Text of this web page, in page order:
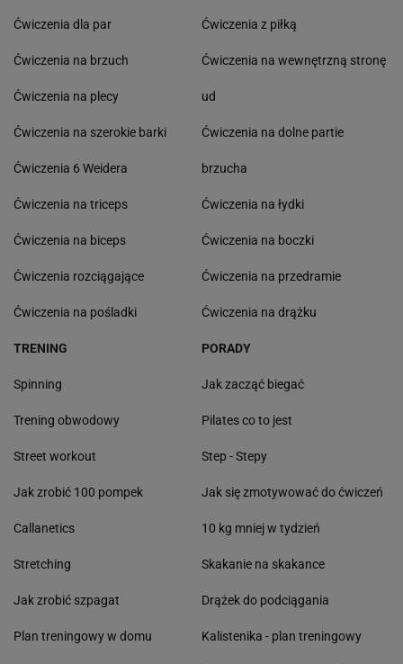
Ćwiczenia dla par
Ćwiczenia na brzuch
Ćwiczenia na plecy
Ćwiczenia na szerokie barki
Ćwiczenia 6 Weidera
Ćwiczenia na triceps
Ćwiczenia na biceps
Ćwiczenia rozciągające
Ćwiczenia na pośladki
Ćwiczenia z piłką
Ćwiczenia na wewnętrzną stronę
ud
Ćwiczenia na dolne partie
brzucha
Ćwiczenia na łydki
Ćwiczenia na boczki
Ćwiczenia na przedramie
Ćwiczenia na drążku
TRENING
Spinning
Trening obwodowy
Street workout
Jak zrobić 100 pompek
Callanetics
Stretching
Jak zrobić szpagat
Plan treningowy w domu
PORADY
Jak zacząć biegać
Pilates co to jest
Step - Stepy
Jak się zmotywować do ćwiczeń
10 kg mniej w tydzień
Skakanie na skakance
Drążek do podciągania
Kalistenika - plan treningowy